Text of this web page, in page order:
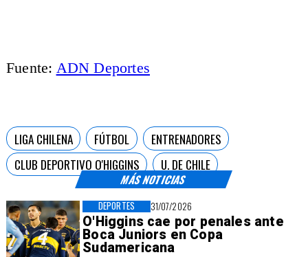
MÁS NOTICIAS
31/07/2026
O'Higgins cae por penales ante
Boca Juniors en Copa
Sudamericana
DEPORTES
Fuente: ADN Deportes
LIGA CHILENA FÚTBOL
ENTRENADORES
CLUB DEPORTIVO O'HIGGINS
U. DE CHILE